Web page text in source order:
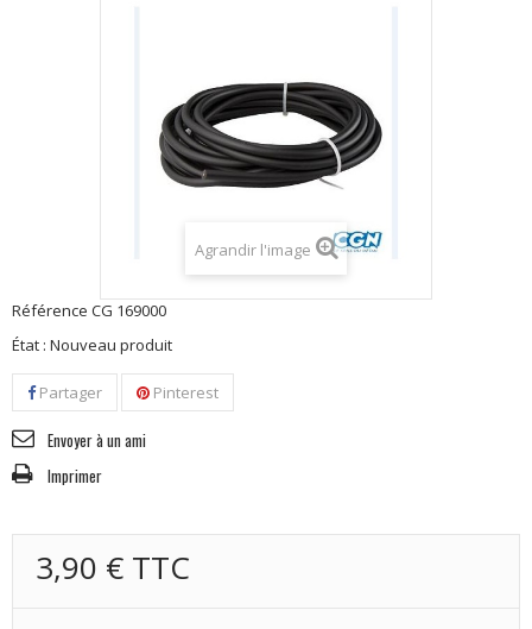
Agrandir l'image
Référence CG 169000
État : Nouveau produit
Partager Pinterest
Envoyer à un ami
Imprimer
3,90 € TTC